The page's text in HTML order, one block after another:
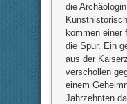
die
kommen einer
die Spur. Ein
aus der
verschollen
einem
Jahrzehnten